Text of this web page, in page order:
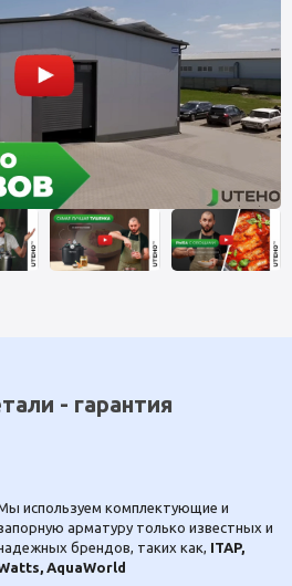
- гарантия
используем комплектующие и
арматуру только известных и
брендов, таких как, ITAP,
AquaWorld